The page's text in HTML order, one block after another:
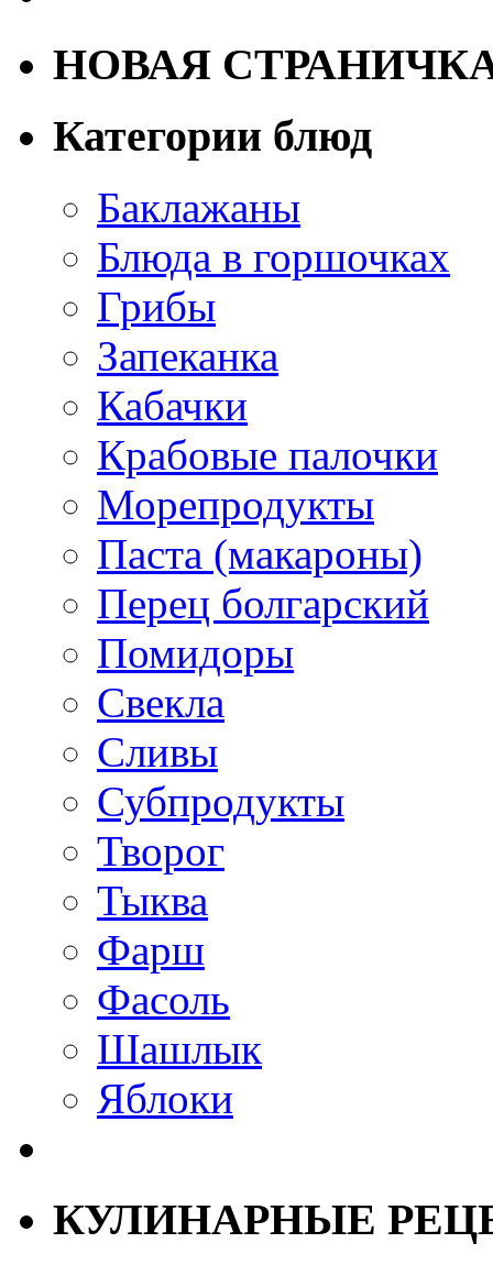
НОВАЯ
Категории блюд
Баклажаны
Блюда в горшочках
Грибы
Запеканка
Кабачки
Крабовые палочки
Морепродукты
Паста (макароны)
Перец болгарский
Помидоры
Свекла
Сливы
Субпродукты
Творог
Тыква
Фарш
Фасоль
Шашлык
Яблоки
КУЛИНАРНЫЕ